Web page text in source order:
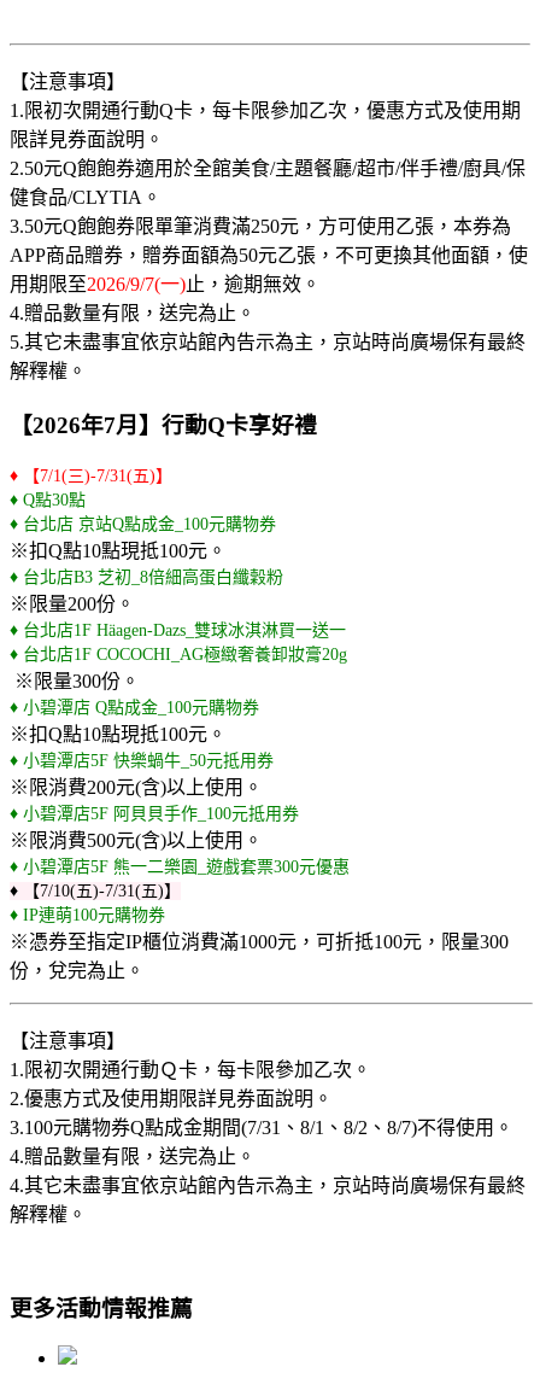
【注意事項】
1.限初次開通行動Q卡，每卡限參加乙次，優惠方式及使用期
限詳見券面說明。
2.50元Q飽飽券適用於全館美食/主題餐廳/超市/伴手禮/廚具/保
健食品/CLYTIA。
3.50元Q飽飽券限單筆消費滿250元，方可使用乙張，本券為
APP商品贈券，贈券面額為50元乙張，不可更換其他面額，使
用期限至2026/9/7(一)止，逾期無效。
4.贈品數量有限，送完為止。
5.其它未盡事宜依京站館內告示為主，京站時尚廣場保有最終
解釋權。
【2026年7月】行動Q卡享好禮
♦ 【7/1(三)-7/31(五)】
♦ Q點30點
♦ 台北店 京站Q點成金_100元購物券
※扣Q點10點現抵100元。
♦ 台北店B3 芝初_8倍細高蛋白纖穀粉
※限量200份。
♦ 台北店1F Häagen-Dazs_雙球冰淇淋買一送一
♦ 台北店1F COCOCHI_AG極緻奢養卸妝膏20g
※限量300份。
♦ 小碧潭店 Q點成金_100元購物券
※扣Q點10點現抵100元。
♦ 小碧潭店5F 快樂蝸牛_50元抵用券
※限消費200元(含)以上使用。
♦ 小碧潭店5F 阿貝貝手作_100元抵用券
※限消費500元(含)以上使用。
♦ 小碧潭店5F 熊一二樂園_遊戲套票300元優惠
♦ 【7/10(五)-7/31(五)】
♦ IP連萌100元購物券
※憑券至指定IP櫃位消費滿1000元，可折抵100元，限量300
份，兌完為止。
【注意事項】
1.限初次開通行動Ｑ卡，每卡限參加乙次。
2.優惠方式及使用期限詳見券面說明。
3.100元購物券Q點成金期間(7/31、8/1、8/2、8/7)不得使用。
4.贈品數量有限，送完為止。
4.其它未盡事宜依京站館內告示為主，京站時尚廣場保有最終
解釋權。
更多活動情報推薦